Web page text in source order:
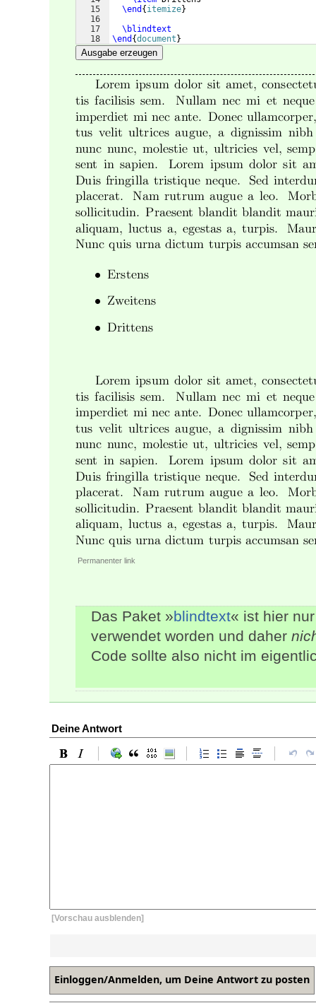
15
16
17
18
\end { itemize}
\blindtext
\end {document }
Ausgabe erzeugen
Permanenter link
Das Paket »blindtext« ist hier
verwendet worden und daher
Code sollte also nicht im
Deine Antwort
[Vorschau ausblenden]